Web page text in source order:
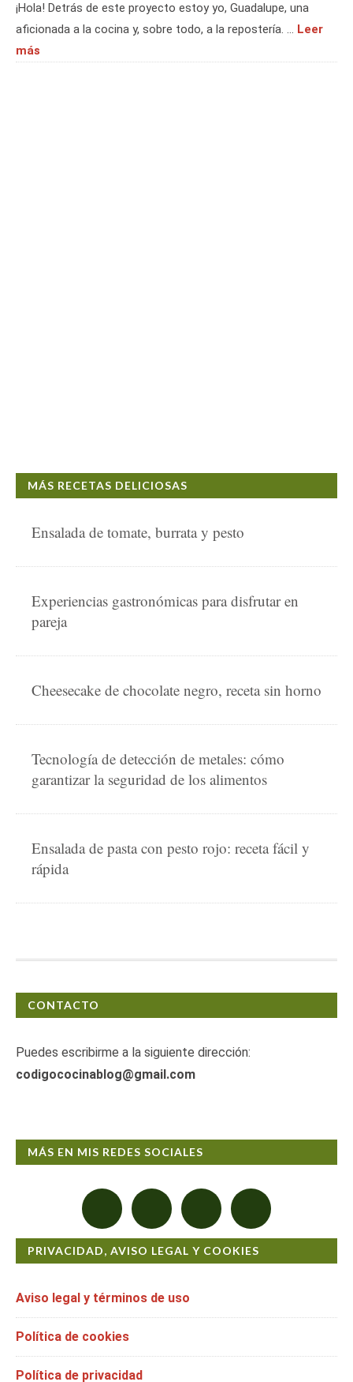
¡Hola! Detrás de este proyecto estoy yo, Guadalupe, una
aficionada a la cocina y, sobre todo, a la repostería. … Leer
más
MÁS RECETAS DELICIOSAS
Ensalada de tomate, burrata y pesto
Experiencias gastronómicas para disfrutar en
pareja
Cheesecake de chocolate negro, receta sin horno
Tecnología de detección de metales: cómo
garantizar la seguridad de los alimentos
Ensalada de pasta con pesto rojo: receta fácil y
rápida
CONTACTO
Puedes escribirme a la siguiente dirección:
codigococinablog@gmail.com
MÁS EN MIS REDES SOCIALES
PRIVACIDAD, AVISO LEGAL Y COOKIES
Aviso legal y términos de uso
Política de cookies
Política de privacidad